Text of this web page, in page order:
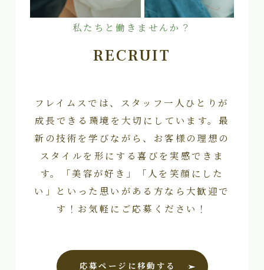
私たちと働きませんか？
RECRUIT
フレイムスでは、スタッフ一人ひとりが
成長できる環境を大切にしています。最
新の技術を学びながら、お客様の理想の
スタイルを形にする喜びを実感できま
す。「美容が好き」「人を笑顔にした
い」といった思いがある方なら大歓迎で
す！お気軽にご応募ください！
応募ページに移動する